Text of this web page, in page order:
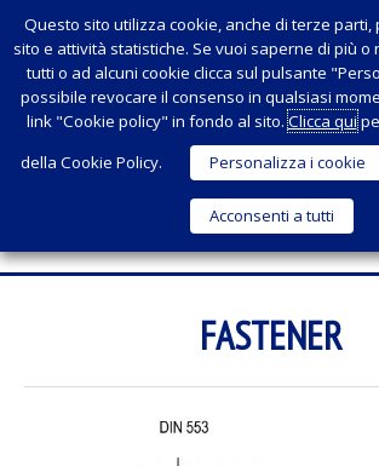
SKIP
FASTENER
Questo sito utilizza cookie, anche di terze
sito e attività statistiche. Se vuoi saperne di più o
tutti o ad alcuni cookie clicca sul pulsante
possibile revocare il consenso in qualsiasi
link "Cookie policy" in fondo al sito.Clicca qui
della Cookie Policy.
Personalizza i cookie
Acconsenti a tutti